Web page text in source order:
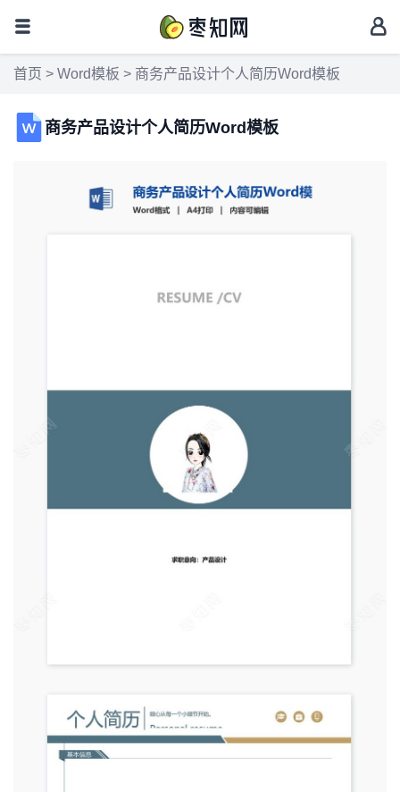
首页 > Word模板 > 商务产品设计个人简历Word模板
商务产品设计个人简历Word模板